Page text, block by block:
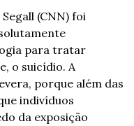
(CNN) foi
para tratar
o suicídio. A
porque além das
indivíduos
da exposição